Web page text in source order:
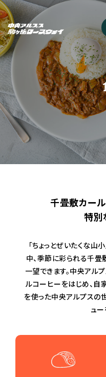
千畳敷カー
特別
「ちょっとぜいたくな山
中、季節に彩られる千
一望できます。中央アル
ルコーヒーをはじめ、自
を使った中央アルプスの
ュ